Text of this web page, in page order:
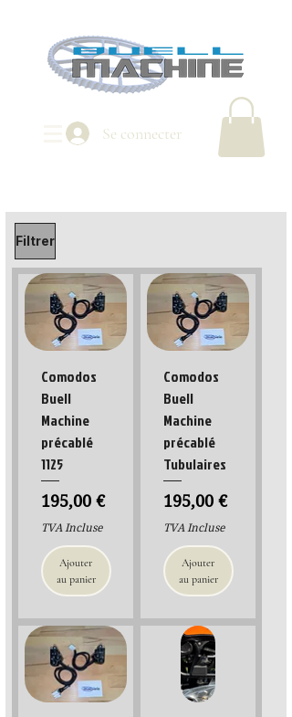
Se connecter
Filtrer
Comodos
Buell
Machine
précablé
1125
Prix
195,00 €
TVA Incluse
Ajouter
au panier
Comodos
Buell
Machine
précablé
Tubulaires
Prix
195,00 €
TVA Incluse
Ajouter
au panier